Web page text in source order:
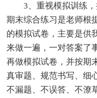
3、重视模拟训练，
期末综合练习是老师根
的模拟试卷，主要是供
来做一遍，一对答案了
再做模拟试卷，并按期
真审题、规范书写、细
不漏题、不误答、不潦